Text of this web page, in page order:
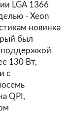
LGA 1366
- Xeon
новинка
был
поддержкой
130 Вт,
с
QPI,